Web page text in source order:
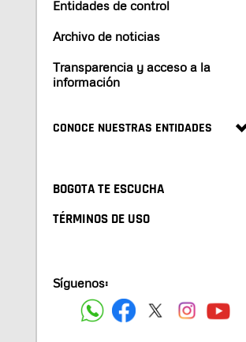
Entidades de control
Archivo de noticias
Transparencia y acceso a la
información
CONOCE NUESTRAS ENTIDADES
BOGOTA TE ESCUCHA
TÉRMINOS DE USO
Síguenos: